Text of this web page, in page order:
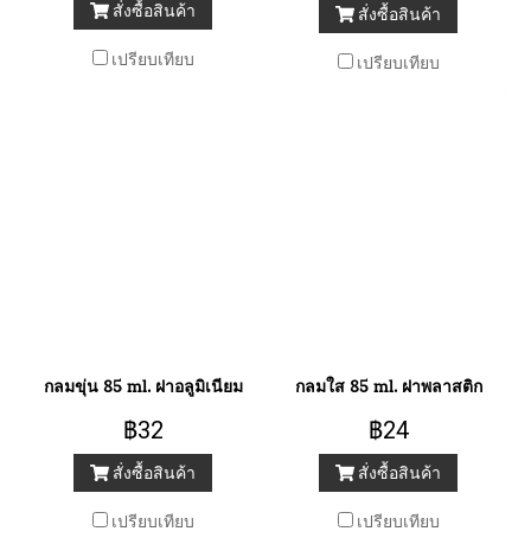
สั่งซื้อสินค้า
เปรียบเทียบ
สั่งซื้อสินค้า
เปรียบเทียบ
กลมขุ่น 85 ml. ฝาอลูมิเนียม
฿32
สั่งซื้อสินค้า
เปรียบเทียบ
กลมใส 85 ml. ฝาพลาสติก
฿24
สั่งซื้อสินค้า
เปรียบเทียบ